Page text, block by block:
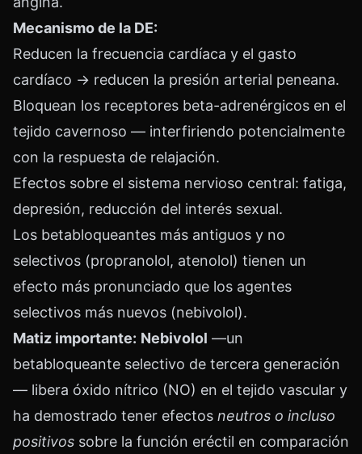
Mecanismo de la DE:
Reducen la frecuencia cardíaca y el gasto
cardíaco → reducen la presión arterial peneana.
Bloquean los receptores beta-adrenérgicos en el
tejido cavernoso — interfiriendo potencialmente
con la respuesta de relajación.
Efectos sobre el sistema nervioso central: fatiga,
depresión, reducción del interés sexual.
Los betabloqueantes más antiguos y no
selectivos (propranolol, atenolol) tienen un
efecto más pronunciado que los agentes
selectivos más nuevos (nebivolol).
Matiz importante: Nebivolol —un
betabloqueante selectivo de tercera generación
— libera óxido nítrico (NO) en el tejido vascular y
ha demostrado tener efectos neutros o incluso
positivos sobre la función eréctil en comparación